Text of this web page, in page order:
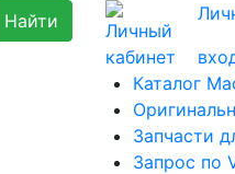
Каталог
Запчасти
Запрос по